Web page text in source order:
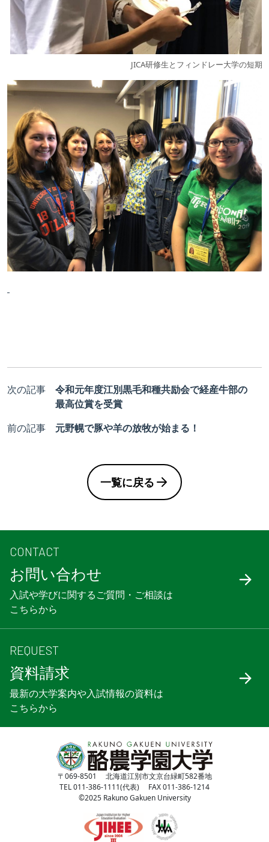
JICA研修生とフィンドレー大学の短期
次の記事
令和元年度江別黒毛和種共励会で経産牛部の
最高位賞を受賞
前の記事
元野幌で豚や羊の放牧が始まる！
一覧に戻る
CONTACT
お問い合わせ
入試や学びに関するご質問・ご相談は
こちらから
REQUEST
資料請求
最新の大学案内や入試情報の資料は
こちらから
〒069-8501 北海道江別市文京台緑町582番地
TEL 011-386-1111(代表) FAX 011-386-1214
©2025 Rakuno Gakuen University